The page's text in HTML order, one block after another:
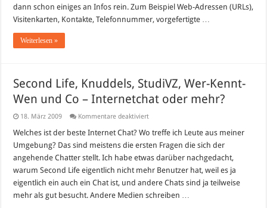
dann schon einiges an Infos rein. Zum Beispiel Web-Adressen (URLs),
Visitenkarten, Kontakte, Telefonnummer, vorgefertigte …
Weiterlesen »
Second Life, Knuddels, StudiVZ, Wer-Kennt-
Wen und Co – Internetchat oder mehr?
18. März 2009 Kommentare deaktiviertfür
Life,
StudiVZ,
Wer-
Kennt-
Wen
und
Co
–
Welches ist der beste Internet Chat? Wo treffe ich Leute aus meiner
Umgebung? Das sind meistens die ersten Fragen die sich der
angehende Chatter stellt. Ich habe etwas darüber nachgedacht,
warum Second Life eigentlich nicht mehr Benutzer hat, weil es ja
eigentlich ein auch ein Chat ist, und andere Chats sind ja teilweise
mehr als gut besucht. Andere Medien schreiben …